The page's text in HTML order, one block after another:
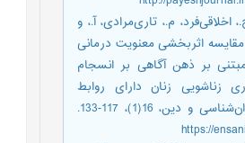
اخلاقی‌‌فرد، م.، تاری‌‌مرادی، آ.، و
م. (1402). مقایسه اثربخشی معنویت درمانی
بر ذهن آگاهی بر انسجام
‌‌زناشویی زنان دارای روابط
خانوادگی ‌‌آشفته. روان‌شناسی و دین، 16(1)، 117-133.
https://